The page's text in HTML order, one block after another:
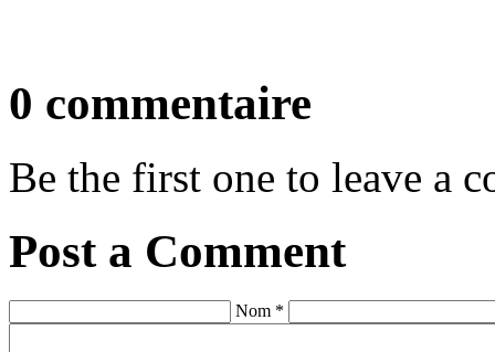
0 commentaire
Be the first one to leave a
Post a Comment
Nom *